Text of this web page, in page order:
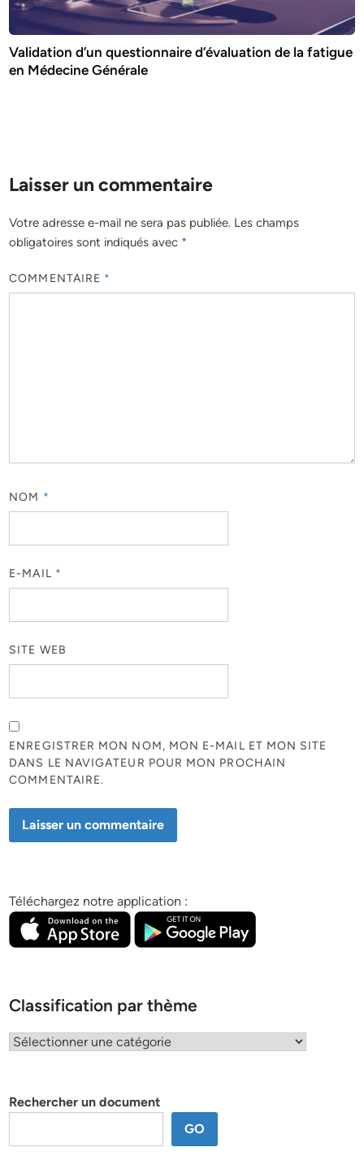
Validation d’un questionnaire d’évaluation de la fatigue
en Médecine Générale
Laisser un commentaire
Votre adresse e-mail ne sera pas publiée. Les champs
obligatoires sont indiqués avec *
COMMENTAIRE *
NOM *
E-MAIL *
SITE WEB
ENREGISTRER MON NOM, MON E-MAIL ET MON SITE
DANS LE NAVIGATEUR POUR MON PROCHAIN
COMMENTAIRE.
Téléchargez notre application :
Classification par thème
Classification
Rechercher un document
GO